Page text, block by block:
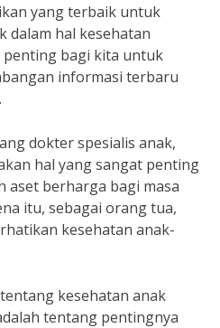
yang terbaik untuk
dalam hal kesehatan
penting bagi kita untuk
informasi terbaru
dokter spesialis anak,
hal yang sangat penting
aset berharga bagi masa
itu, sebagai orang tua,
kesehatan anak-
kesehatan anak
tentang pentingnya